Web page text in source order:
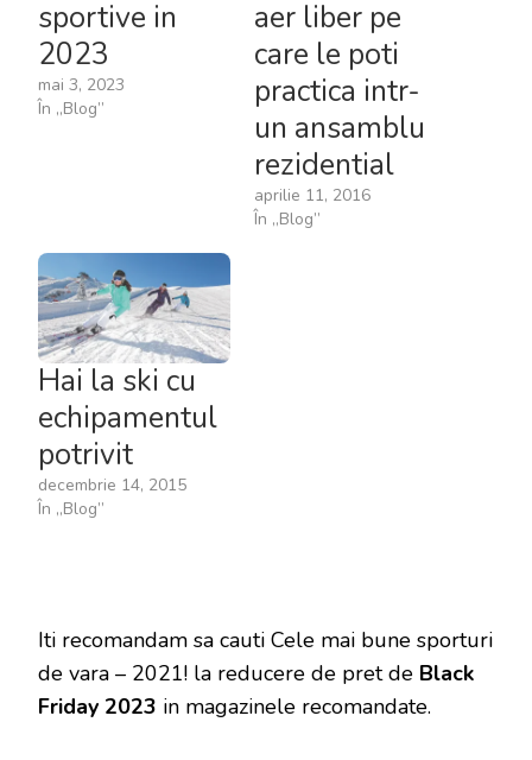
sportive in
2023
mai 3, 2023
În „Blog”
aer liber pe
care le poti
practica intr-
un ansamblu
rezidential
aprilie 11, 2016
În „Blog”
Hai la ski cu
echipamentul
potrivit
decembrie 14, 2015
În „Blog”
Iti recomandam sa cauti Cele mai bune sporturi
de vara – 2021! la reducere de pret de Black
Friday 2023 in magazinele recomandate.